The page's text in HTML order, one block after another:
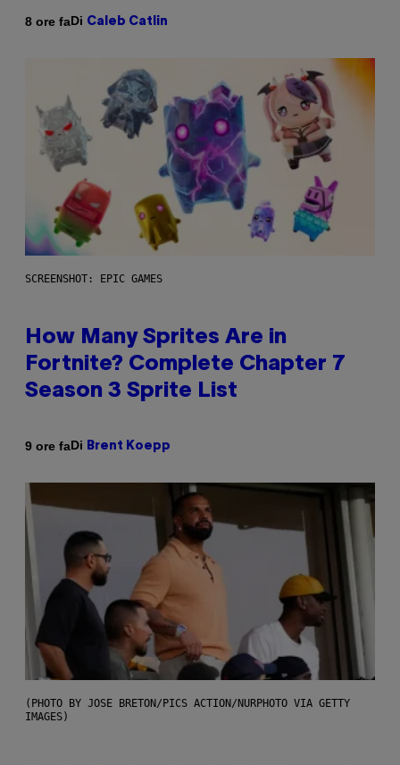
8 ore faDi Caleb Catlin
SCREENSHOT: EPIC GAMES
How Many Sprites Are in
Fortnite? Complete Chapter 7
Season 3 Sprite List
9 ore faDi Brent Koepp
(PHOTO BY JOSE BRETON/PICS ACTION/NURPHOTO VIA GETTY
IMAGES)